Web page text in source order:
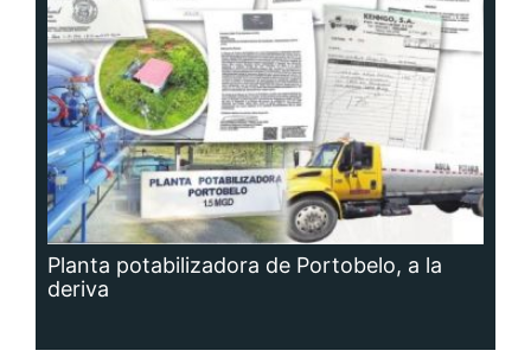
Planta potabilizadora de Portobelo, a la
deriva